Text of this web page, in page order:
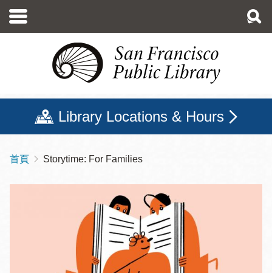
至
Library Locations & Hours
導
航
首頁 Storytime: For Families